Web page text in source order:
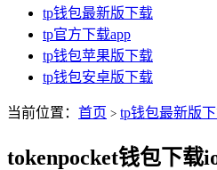
tp钱包最新版下载
tp官方下载app
tp钱包苹果版下载
tp钱包安卓版下载
当前位置： 首页 > tp钱包最新版
tokenpocket钱包下载